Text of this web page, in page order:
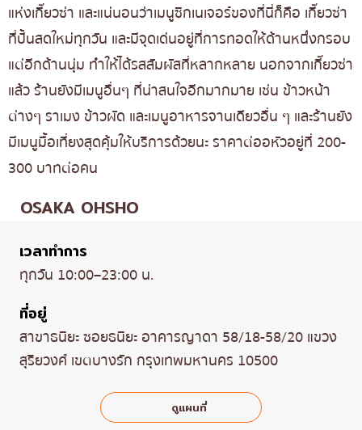
แห่งเกี๊ยวซ่า และแน่นอนว่าเมนูซิกเนเจอร์ของที่นี่ก็คือ เกี๊ยวซ่า
ที่ปั้นสดใหม่ทุกวัน และมีจุดเด่นอยู่ที่การทอดให้ด้านหนึ่งกรอบ
แต่อีกด้านนุ่ม ทำให้ได้รสสัมผัสที่หลากหลาย นอกจากเกี๊ยวซ่า
แล้ว ร้านยังมีเมนูอื่นๆ ที่น่าสนใจอีกมากมาย เช่น ข้าวหน้า
ต่างๆ ราเมง ข้าวผัด และเมนูอาหารจานเดียวอื่น ๆ และร้านยัง
มีเมนูมื้อเที่ยงสุดคุ้มให้บริการด้วยนะ ราคาต่ออหัวอยู่ที่ 200-
300 บาทต่อคน
OSAKA OHSHO
เวลาทำการ
ทุกวัน 10:00–23:00 น.
ที่อยู่
สาขาธนิยะ ซอยธนิยะ อาคารญาดา 58/18-58/20 แขวง
สุริยวงศ์ เขตบางรัก กรุงเทพมหานคร 10500
ดูแผนที่